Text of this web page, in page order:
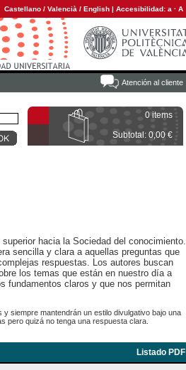
Castellano / Valencià / English | Accesibilidad: a · A
Atención al cliente
0 items
Subtotal: 0,00 €
hacia la Sociedad del conocimiento.
sencilla y clara a aquellas preguntas que
respuestas. Los autores buscan
los temas que están en nuestro día a
fundamentos claros y que nos permitan
siempre mantendrán un estilo divulgativo bajo una
pero quizá no tenga una respuesta clara.
Listado PDF